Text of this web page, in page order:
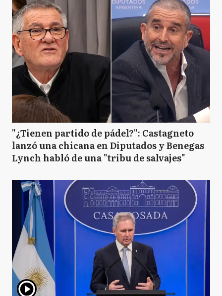
"¿Tienen partido de pádel?": Castagneto
lanzó una chicana en Diputados y Benegas
Lynch habló de una "tribu de salvajes"